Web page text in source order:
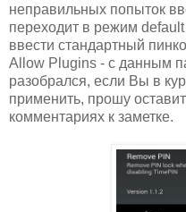
неправильных попыток
переходит в режим
ввести стандартный
Allow Plugins - с данным
разобрался, если Вы в
применить, прошу
комментариях к заметке.